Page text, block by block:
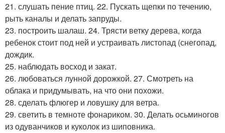
21. слушать пение птиц. 22. Пускать щепки по течению,
рыть каналы и делать запруды.
23. построить шалаш. 24. Трясти ветку дерева, когда
ребенок стоит под ней и устраивать листопад (снегопад,
дождик.
25. наблюдать восход и закат.
26. любоваться лунной дорожкой. 27. Смотреть на
облака и придумывать, на что они похожи.
28. сделать флюгер и ловушку для ветра.
29. светить в темноте фонариком. 30. Делать осьминогов
из одуванчиков и куколок из шиповника.